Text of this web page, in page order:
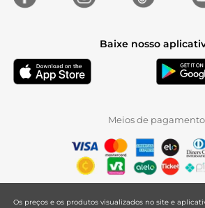
Baixe nosso
Meios de pagamento
Os preços e os produtos visualizados no site e